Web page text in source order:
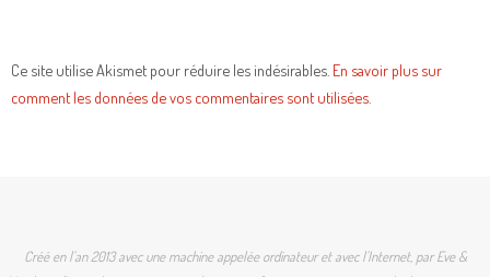
Ce site utilise Akismet pour réduire les indésirables. En savoir plus sur
comment les données de vos commentaires sont utilisées
Créé en l'an 2013 avec une machine appelée ordinateur et avec l'Internet, par Eve &